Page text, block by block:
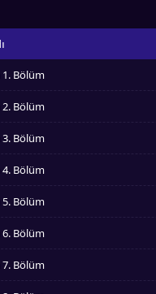
1. Bölüm
2. Bölüm
3. Bölüm
4. Bölüm
5. Bölüm
6. Bölüm
7. Bölüm